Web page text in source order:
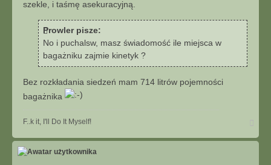
szekle, i taśmę asekuracyjną.
Prowler pisze:
No i puchalsw, masz świadomość ile miejsca w
bagażniku zajmie kinetyk ?
Bez rozkładania siedzeń mam 714 litrów pojemności
bagażnika
F..k it, I'll Do It Myself!
g